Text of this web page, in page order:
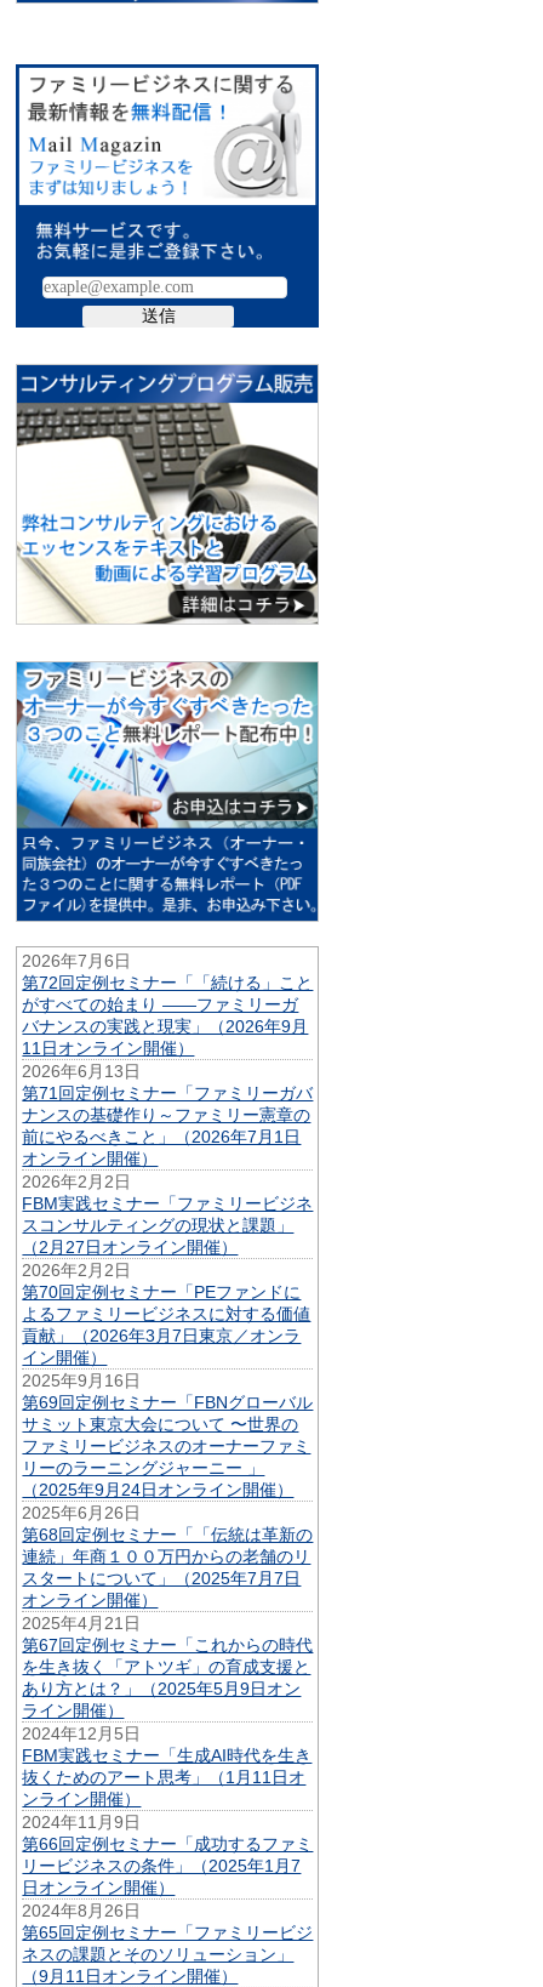
2026年7月6日
第72回定例セミナー「「続ける」こと
がすべての始まり ——ファミリーガ
バナンスの実践と現実」（2026年9月
11日オンライン開催）
2026年6月13日
第71回定例セミナー「ファミリーガバ
ナンスの基礎作り～ファミリー憲章の
前にやるべきこと」（2026年7月1日
オンライン開催）
2026年2月2日
FBM実践セミナー「ファミリービジネ
スコンサルティングの現状と課題」
（2月27日オンライン開催）
2026年2月2日
第70回定例セミナー「PEファンドに
よるファミリービジネスに対する価値
貢献」（2026年3月7日東京／オンラ
イン開催）
2025年9月16日
第69回定例セミナー「FBNグローバル
サミット東京大会について 〜世界の
ファミリービジネスのオーナーファミ
リーのラーニングジャーニー 」
（2025年9月24日オンライン開催）
2025年6月26日
第68回定例セミナー「「伝統は革新の
連続」年商１００万円からの老舗のリ
スタートについて」（2025年7月7日
オンライン開催）
2025年4月21日
第67回定例セミナー「これからの時代
を生き抜く「アトツギ」の育成支援と
あり方とは？」（2025年5月9日オン
ライン開催）
2024年12月5日
FBM実践セミナー「生成AI時代を生き
抜くためのアート思考」（1月11日オ
ンライン開催）
2024年11月9日
第66回定例セミナー「成功するファミ
リービジネスの条件」（2025年1月7
日オンライン開催）
2024年8月26日
第65回定例セミナー「ファミリービジ
ネスの課題とそのソリューション」
（9月11日オンライン開催）